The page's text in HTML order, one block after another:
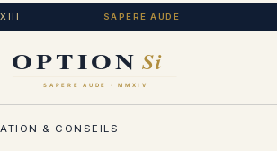
SAPERE AUDE
& CONSEILS